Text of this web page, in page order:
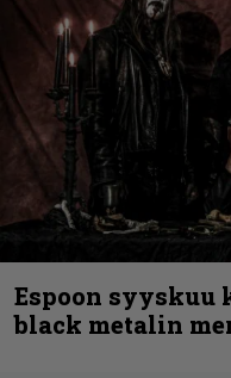
Espoon
black metalin